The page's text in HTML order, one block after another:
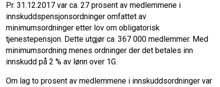
Pr. 31.12.2017 var ca. 27 prosent av medlemmene i
innskuddspensjonsordninger omfattet av
minimumsordninger etter lov om obligatorisk
tjenestepensjon. Dette utgjør ca. 367 000 medlemmer. Med
minimumsordning menes ordninger der det betales inn
innskudd på 2 % av lønn over 1G.
Om lag to prosent av medlemmene i innskuddsordninger var